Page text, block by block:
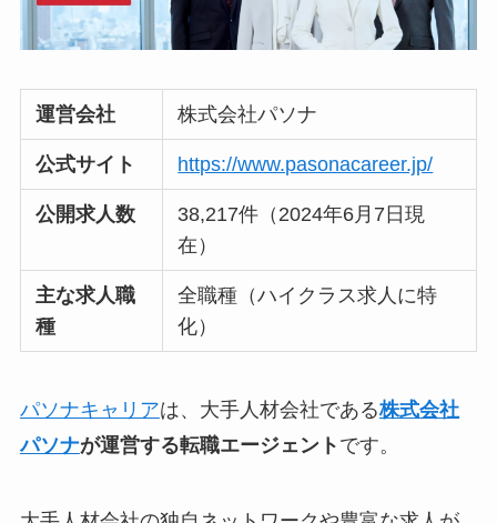
運営会社 株式会社パソナ
公式サイト https://www.pasonacareer.jp/
公開求人数
38,217件（2024年6月7日現
在）
主な求人職
種
全職種（ハイクラス求人に特
化）
パソナキャリアは、大手人材会社である株式会社
パソナが運営する転職エージェント です。